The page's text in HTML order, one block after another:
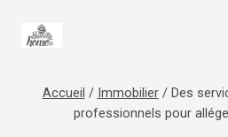
Accueil / Immobilier / Des
professionnels pour